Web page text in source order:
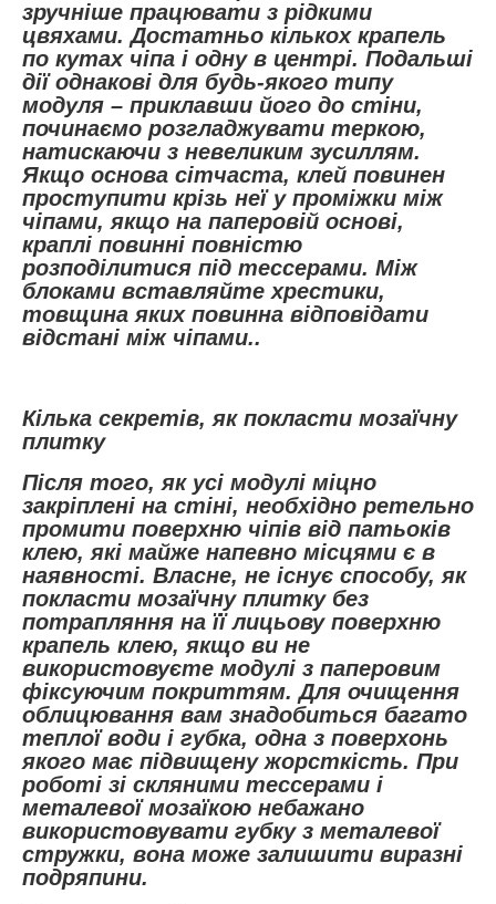
зручніше працювати з рідкими
цвяхами. Достатньо кількох крапель
по кутах чіпа і одну в центрі. Подальші
дії однакові для будь-якого типу
модуля – приклавши його до стіни,
починаємо розгладжувати теркою,
натискаючи з невеликим зусиллям.
Якщо основа сітчаста, клей повинен
проступити крізь неї у проміжки між
чіпами, якщо на паперовій основі,
краплі повинні повністю
розподілитися під тессерами. Між
блоками вставляйте хрестики,
товщина яких повинна відповідати
відстані між чіпами..
Кілька секретів, як покласти мозаїчну
плитку
Після того, як усі модулі міцно
закріплені на стіні, необхідно ретельно
промити поверхню чіпів від патьоків
клею, які майже напевно місцями є в
наявності. Власне, не існує способу, як
покласти мозаїчну плитку без
потрапляння на її лицьову поверхню
крапель клею, якщо ви не
використовуєте модулі з паперовим
фіксуючим покриттям. Для очищення
облицювання вам знадобиться багато
теплої води і губка, одна з поверхонь
якого має підвищену жорсткість. При
роботі зі скляними тессерами і
металевої мозаїкою небажано
використовувати губку з металевої
стружки, вона може залишити виразні
подряпини.